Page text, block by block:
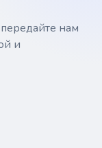
нам
и